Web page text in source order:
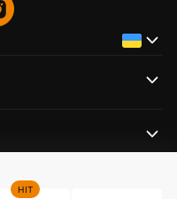
HIT